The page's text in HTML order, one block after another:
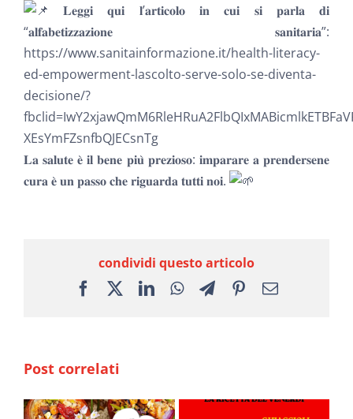
𝐋𝐞𝐠𝐠𝐢 𝐪𝐮𝐢 𝐥’𝐚𝐫𝐭𝐢𝐜𝐨𝐥𝐨 𝐢𝐧 𝐜𝐮𝐢 𝐬𝐢 𝐩𝐚𝐫𝐥𝐚 𝐝𝐢
“𝐚𝐥𝐟𝐚𝐛𝐞𝐭𝐢𝐳𝐳𝐚𝐳𝐢𝐨𝐧𝐞 𝐬𝐚𝐧𝐢𝐭𝐚𝐫𝐢𝐚”:
https://www.sanitainformazione.it/health-literacy-
ed-empowerment-lascolto-serve-solo-se-diventa-
decisione/?
XEsYmFZsnfbQJECsnTg
𝐋𝐚 𝐬𝐚𝐥𝐮𝐭𝐞 𝐞̀ 𝐢𝐥 𝐛𝐞𝐧𝐞 𝐩𝐢𝐮̀ 𝐩𝐫𝐞𝐳𝐢𝐨𝐬𝐨: 𝐢𝐦𝐩𝐚𝐫𝐚𝐫𝐞 𝐚 𝐩𝐫𝐞𝐧𝐝𝐞𝐫𝐬𝐞𝐧𝐞
𝐜𝐮𝐫𝐚 𝐞̀ 𝐮𝐧 𝐩𝐚𝐬𝐬𝐨 𝐜𝐡𝐞 𝐫𝐢𝐠𝐮𝐚𝐫𝐝𝐚 𝐭𝐮𝐭𝐭𝐢 𝐧𝐨𝐢.
condividi questo articolo
FacebookLinkedInWhatsAppTelegramPinterest
Email
Post correlati